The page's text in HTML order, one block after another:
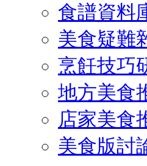
食譜資料
美食疑難
烹飪技巧
地方美食
店家美食
美食版討